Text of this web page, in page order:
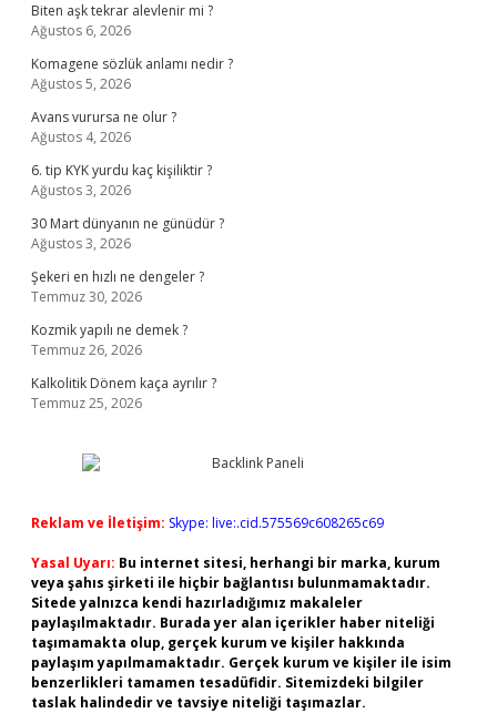
Biten aşk tekrar alevlenir mi ?
Ağustos 6, 2026
Komagene sözlük anlamı nedir ?
Ağustos 5, 2026
Avans vurursa ne olur ?
Ağustos 4, 2026
6. tip KYK yurdu kaç kişiliktir ?
Ağustos 3, 2026
30 Mart dünyanın ne günüdür ?
Ağustos 3, 2026
Şekeri en hızlı ne dengeler ?
Temmuz 30, 2026
Kozmik yapılı ne demek ?
Temmuz 26, 2026
Kalkolitik Dönem kaça ayrılır ?
Temmuz 25, 2026
Reklam ve İletişim: Skype: live:.cid.575569c608265c69
Yasal Uyarı: Bu internet sitesi, herhangi bir marka, kurum
veya şahıs şirketi ile hiçbir bağlantısı bulunmamaktadır.
Sitede yalnızca kendi hazırladığımız makaleler
paylaşılmaktadır. Burada yer alan içerikler haber niteliği
taşımamakta olup, gerçek kurum ve kişiler hakkında
paylaşım yapılmamaktadır. Gerçek kurum ve kişiler ile isim
benzerlikleri tamamen tesadüfidir. Sitemizdeki bilgiler
taslak halindedir ve tavsiye niteliği taşımazlar.